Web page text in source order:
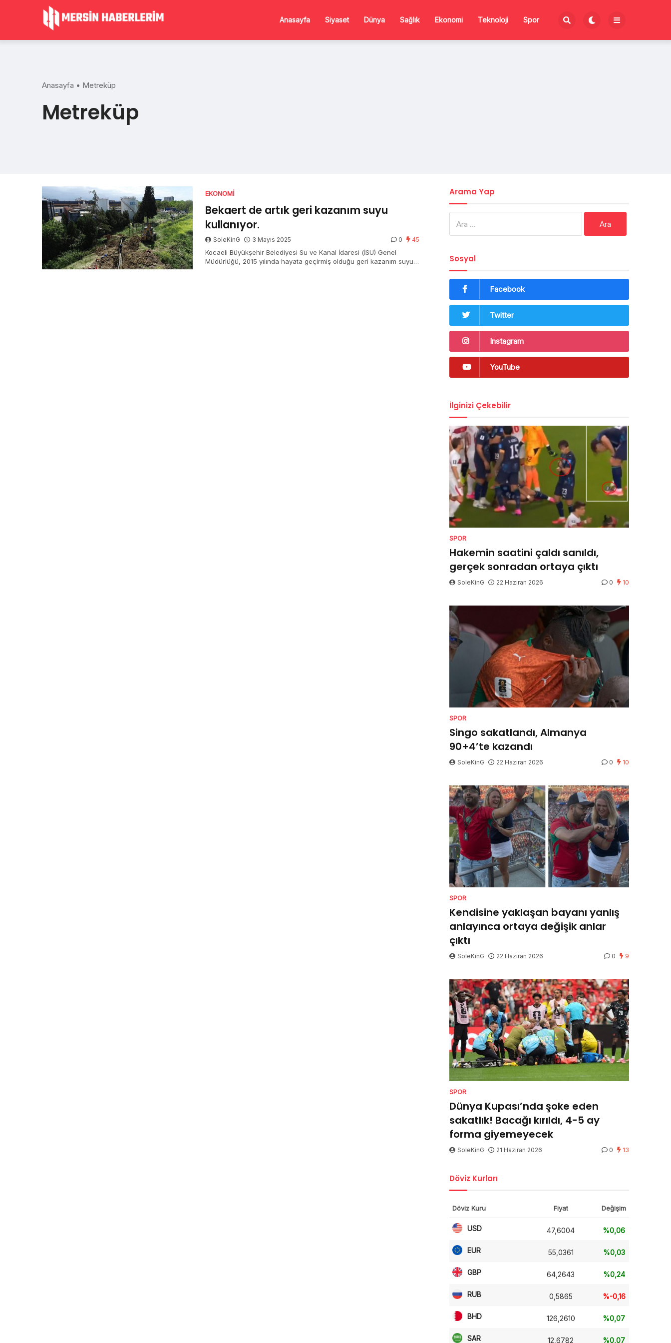
Anasayfa Siyaset Dünya Sağlık Ekonomi Teknoloji Spor
Anasayfa • Metreküp
Metreküp
EKONOMI
Bekaert de artık geri kazanım suyu
kullanıyor.
SoleKinG 3 Mayıs 2025 0 45
Kocaeli Büyükşehir Belediyesi Su ve Kanal İdaresi (İSU) Genel
Müdürlüğü, 2015 yılında hayata geçirmiş olduğu geri kazanım suyu
Arama Yap
Sosyal
Facebook
Twitter
Instagram
YouTube
İlginizi Çekebilir
SPOR
Hakemin saatini çaldı sanıldı,
gerçek sonradan ortaya çıktı
SoleKinG 22 Haziran 2026 0 10
SPOR
Singo sakatlandı, Almanya
90+4’te kazandı
SoleKinG 22 Haziran 2026 0 10
SPOR
Kendisine yaklaşan bayanı yanlış
anlayınca ortaya değişik anlar
çıktı
SoleKinG 22 Haziran 2026 0 9
SPOR
Dünya Kupası’nda şoke eden
sakatlık! Bacağı kırıldı, 4-5 ay
forma giyemeyecek
SoleKinG 21 Haziran 2026 0 13
Döviz Kurları
Döviz Kuru Fiyat Değişim
USD 47,6004 %0,06
EUR 55,0361 %0,03
GBP 64,2643 %0,24
RUB 0,5865 %-0,16
BHD 126,2610 %0,07
SAR 12,6782 %0,07